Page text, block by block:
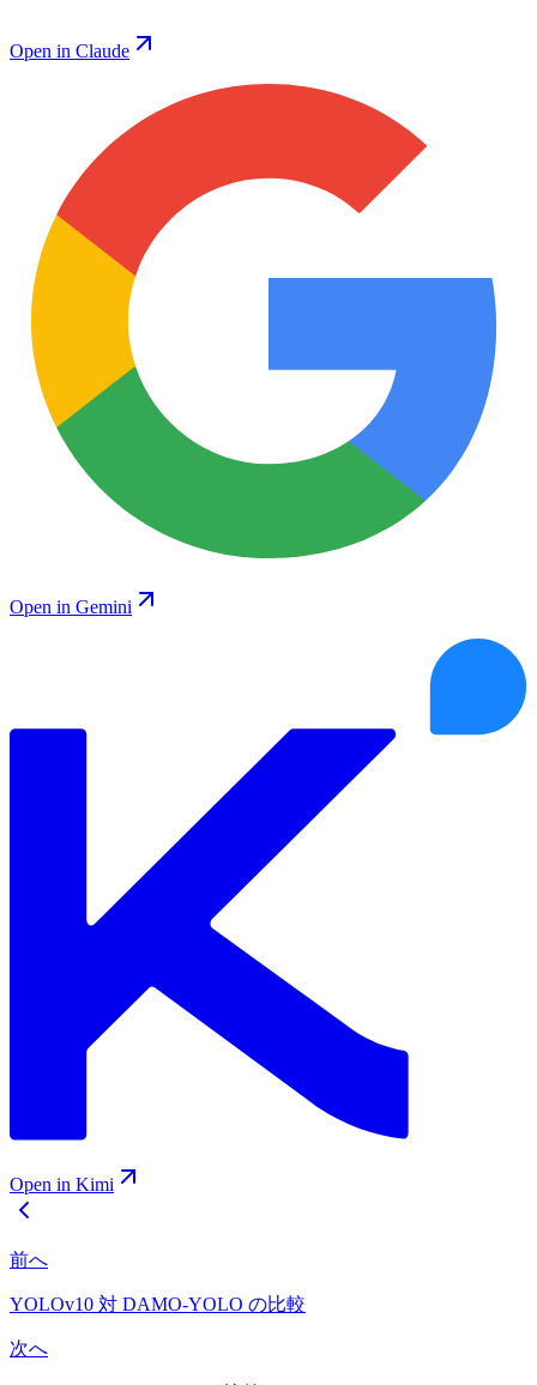
Open in Claude
Open in Gemini
Open in Kimi
前へ
YOLOv10 対 DAMO-YOLO の比較
次へ